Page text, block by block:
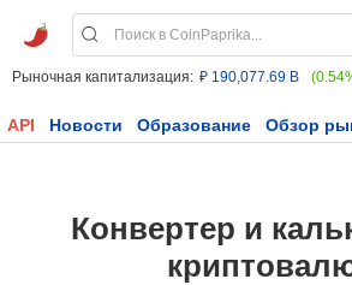
Рыночная капитализация: ₽ 190,077.69 B
API Новости Образование Обзор
Конвертер и